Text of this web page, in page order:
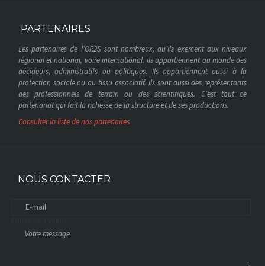
PARTENAIRES
Les partenaires de l’OR2S sont nombreux, qu’ils exercent aux niveaux
régional et national, voire international. Ils appartiennent au monde des
décideurs, administratifs ou politiques. Ils appartiennent aussi à la
protection sociale ou au tissu associatif. Ils sont aussi des représentants
des professionnels de terrain ou des scientifiques. C’est tout ce
partenariat qui fait la richesse de la structure et de ses productions.
Consulter la liste de nos partenaires
NOUS CONTACTER